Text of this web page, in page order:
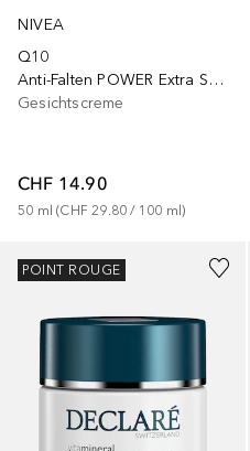
NIVEA
Q10
Anti-Falten POWER Extra Straffende
Gesichtscreme
CHF 14.90
50 ml (CHF 29.80 / 100 ml)
POINT ROUGE